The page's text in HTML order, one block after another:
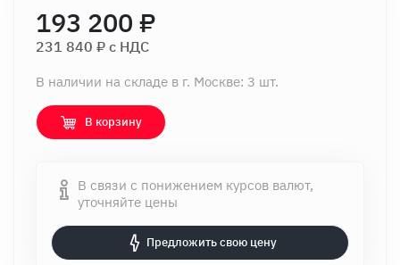
193 200 ₽
231 840 ₽ c НДС
В наличии на складе в г. Москве: 3 шт.
В корзину
В связи с понижением курсов валют,
уточняйте цены
Предложить свою цену